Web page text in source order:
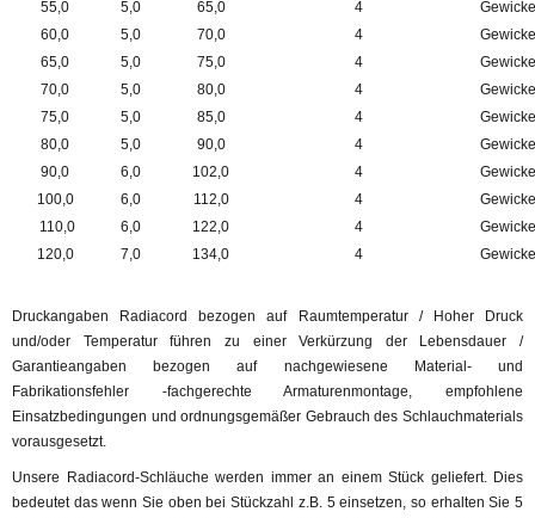
55,0
5,0 65,0 4
60,0
5,0 70,0 4
65,0
5,0 75,0 4
70,0
5,0 80,0 4
75,0
5,0 85,0 4
80,0
5,0 90,0 4
90,0
6,0 102,0 4
100,0
6,0 112,0 4
110,0
6,0 122,0 4
120,0
7,0 134,0 4
Druckangaben Radiacord bezogen auf Raumtemperatur / Hoher Druck
und/oder Temperatur führen zu einer Verkürzung der Lebensdauer /
Garantieangaben bezogen auf nachgewiesene Material- und
Fabrikationsfehler -fachgerechte Armaturenmontage, empfohlene
Einsatzbedingungen und ordnungsgemäßer Gebrauch des Schlauchmaterials
vorausgesetzt.
Unsere Radiacord-Schläuche werden immer an einem Stück geliefert. Dies
bedeutet das wenn Sie oben bei Stückzahl z.B. 5 einsetzen, so erhalten Sie 5